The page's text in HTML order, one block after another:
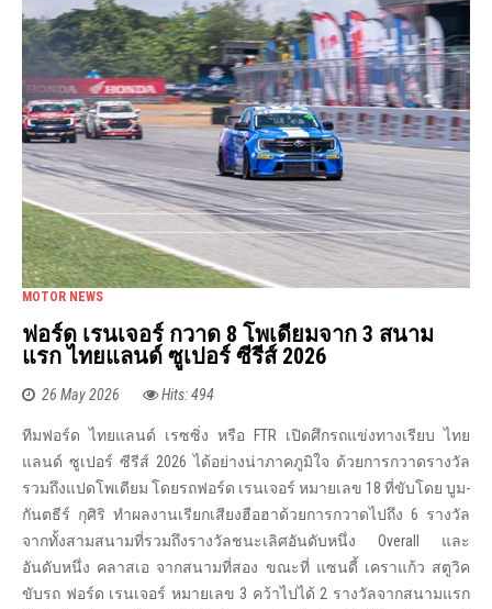
MOTOR NEWS
ฟอร์ด เรนเจอร์ กวาด 8 โพเดียมจาก 3 สนาม
แรก ไทยแลนด์ ซูเปอร์ ซีรีส์ 2026
26 May 2026 Hits: 494
ทีมฟอร์ด ไทยแลนด์ เรซซิ่ง หรือ FTR เปิดศึกรถแข่งทางเรียบ ไทย
แลนด์ ซูเปอร์ ซีรีส์ 2026 ได้อย่างน่าภาคภูมิใจ ด้วยการกวาดรางวัล
รวมถึงแปดโพเดียม โดยรถฟอร์ด เรนเจอร์ หมายเลข 18 ที่ขับโดย บูม-
กันตธีร์ กุศิริ ทำผลงานเรียกเสียงฮือฮาด้วยการกวาดไปถึง 6 รางวัล
จากทั้งสามสนามที่รวมถึงรางวัลชนะเลิศอันดับหนึ่ง Overall และ
อันดับหนึ่ง คลาสเอ จากสนามที่สอง ขณะที่ แซนดี้ เคราแก้ว สตูวิค
ขับรถ ฟอร์ด เรนเจอร์ หมายเลข 3 คว้าไปได้ 2 รางวัลจากสนามแรก